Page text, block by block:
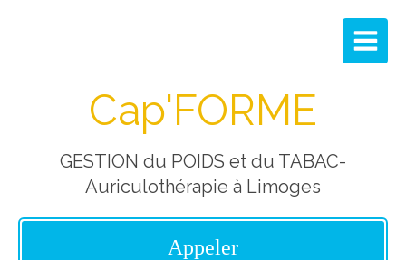
Cap'FORME
GESTION du POIDS et du TABAC-
Auriculothérapie à Limoges
Appeler